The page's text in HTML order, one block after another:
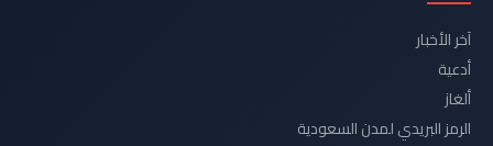
آخر الأخبار
أدعية
ألغاز
الرمز البريدي لمدن السعودية